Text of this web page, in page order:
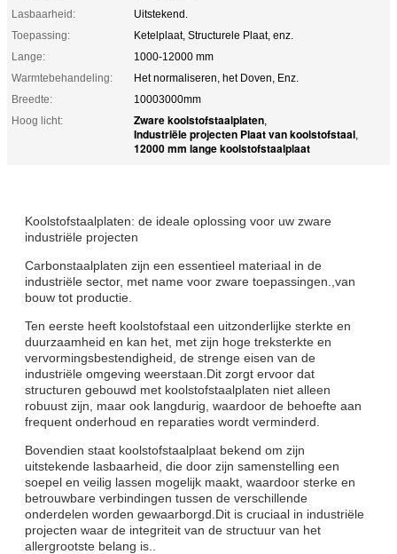
Lasbaarheid:
Uitstekend.
Toepassing:
Ketelplaat, Structurele Plaat, enz.
Lange:
1000-12000 mm
Warmtebehandeling:
Het normaliseren, het Doven, Enz.
Breedte:
10003000mm
Hoog licht:
Zware koolstofstaalplaten,
Industriële projecten Plaat van koolstofstaal,
12000 mm lange koolstofstaalplaat
Koolstofstaalplaten: de ideale oplossing voor uw zware
industriële projecten
Carbonstaalplaten zijn een essentieel materiaal in de
industriële sector, met name voor zware toepassingen.,van
bouw tot productie.
Ten eerste heeft koolstofstaal een uitzonderlijke sterkte en
duurzaamheid en kan het, met zijn hoge treksterkte en
vervormingsbestendigheid, de strenge eisen van de
industriële omgeving weerstaan.Dit zorgt ervoor dat
structuren gebouwd met koolstofstaalplaten niet alleen
robuust zijn, maar ook langdurig, waardoor de behoefte aan
frequent onderhoud en reparaties wordt verminderd.
Bovendien staat koolstofstaalplaat bekend om zijn
uitstekende lasbaarheid, die door zijn samenstelling een
soepel en veilig lassen mogelijk maakt, waardoor sterke en
betrouwbare verbindingen tussen de verschillende
onderdelen worden gewaarborgd.Dit is cruciaal in industriële
projecten waar de integriteit van de structuur van het
allergrootste belang is..